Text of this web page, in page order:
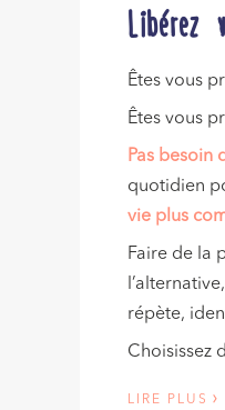
Libérez
Êtes vous
Êtes vous
Pas besoin
quotidien
vie plus
Faire de la
répète,
Choisissez
LIRE PLUS ›